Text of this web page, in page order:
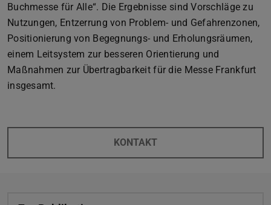
Buchmesse für Alle“. Die Ergebnisse sind Vorschläge zu
Nutzungen, Entzerrung von Problem- und Gefahrenzonen,
Positionierung von Begegnungs- und Erholungsräumen,
einem Leitsystem zur besseren Orientierung und
Maßnahmen zur Übertragbarkeit für die Messe Frankfurt
insgesamt.
KONTAKT